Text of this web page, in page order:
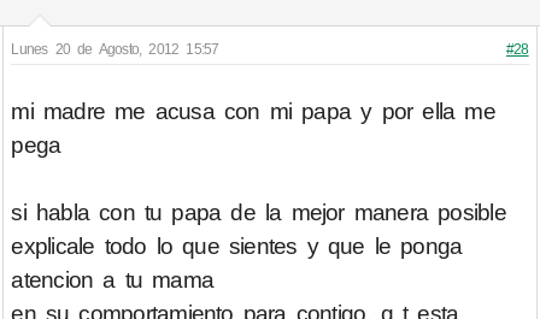
Lunes 20 de Agosto, 2012 15:57 #28
mi madre me acusa con mi papa y por ella me
pega
si habla con tu papa de la mejor manera posible
explicale todo lo que sientes y que le ponga
atencion a tu mama
en su comportamiento para contigo, q t esta